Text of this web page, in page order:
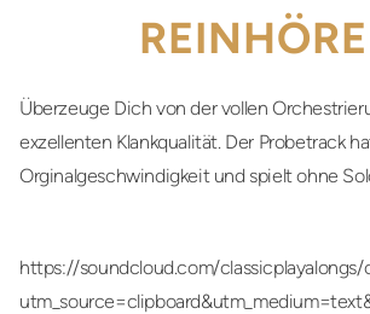
Überzeuge Dich von der vollen
exzellenten Klankqualität. Der Probetrack
Orginalgeschwindigkeit und spielt ohne
https://soundcloud.com/classicplayalongs/